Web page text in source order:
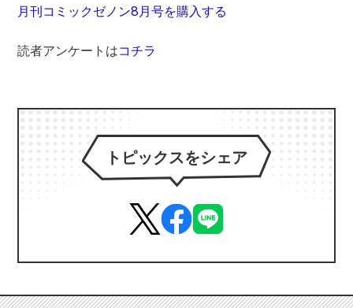
月刊コミックゼノン8月号を購入する
読者アンケートはコチラ
トピックスをシェア